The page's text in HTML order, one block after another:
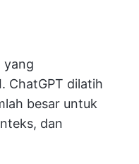
yang
ChatGPT dilatih
besar untuk
dan